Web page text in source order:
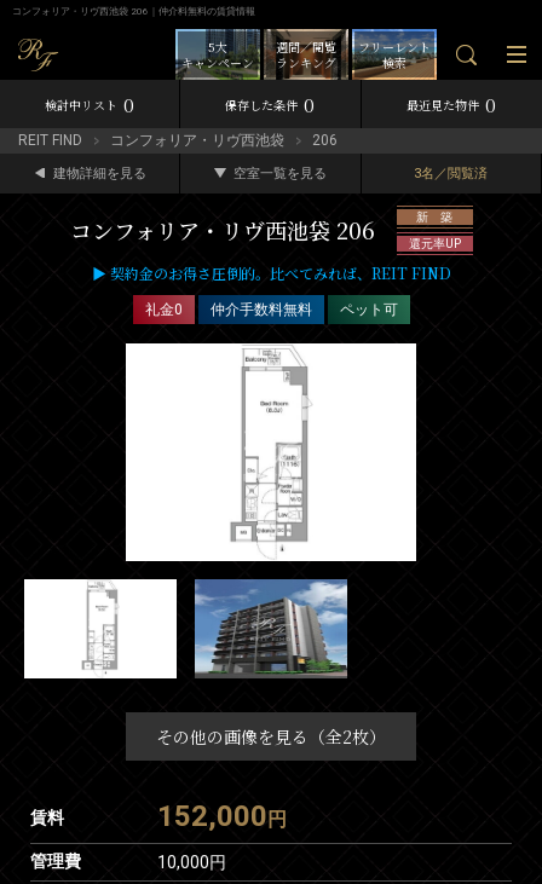
コンフォリア・リヴ西池袋 206｜仲介料無料の賃貸情報
フリーレント
検索
週間／閲覧
ランキング
5大
キャンペーン
検討中リスト 0 保存した条件 0 最近見た物件 0
REIT FIND コンフォリア・リヴ西池袋 206
建物詳細を見る 空室一覧を見る 3名／閲覧済
コンフォリア・リヴ西池袋 206
新 築
還元率UP
▶ 契約金のお得さ圧倒的。比べてみれば、REIT FIND
礼金0 仲介手数料無料 ペット可
その他の画像を見る（全2枚）
賃料 152,000 円
管理費 10,000円